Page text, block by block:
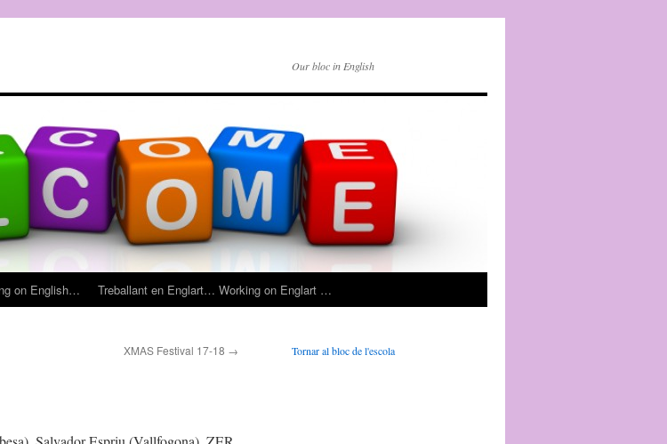
Our bloc in English
on English… Treballant en Englart… Working on Englart …
XMAS Festival 17-18 → Tornar al bloc de l'escola